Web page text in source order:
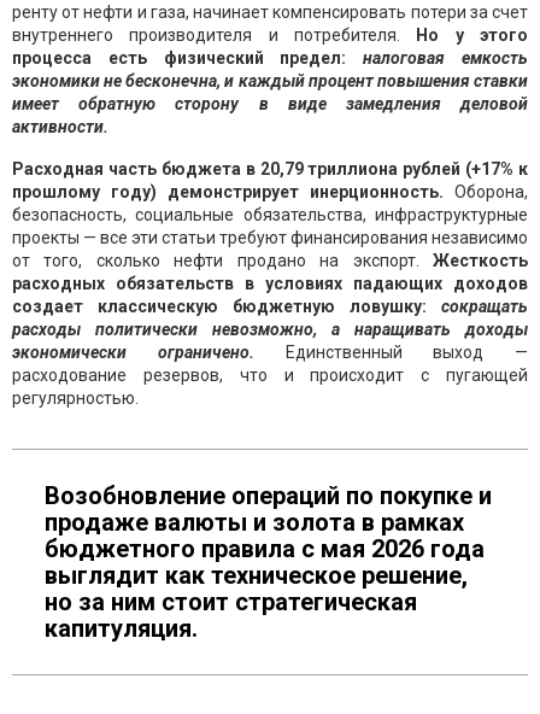
ренту от нефти и газа, начинает компенсировать потери за счет
внутреннего производителя и потребителя.
Но у этого
процесса есть физический предел:
налоговая емкость
экономики не бесконечна, и каждый процент повышения ставки
имеет обратную сторону в виде замедления деловой
активности.
Расходная часть бюджета в 20,79 триллиона рублей (+17% к
прошлому году) демонстрирует инерционность. Оборона,
безопасность, социальные обязательства, инфраструктурные
проекты — все эти статьи требуют финансирования независимо
от того, сколько нефти продано на экспорт. Жесткость
расходных обязательств в условиях падающих доходов
создает классическую бюджетную ловушку:
сокращать
расходы политически невозможно, а наращивать доходы
экономически ограничено. Единственный выход —
расходование резервов, что и происходит с пугающей
регулярностью.
Возобновление операций по покупке и
продаже валюты и золота в рамках
бюджетного правила с мая 2026 года
выглядит как техническое решение,
но за ним стоит стратегическая
капитуляция.